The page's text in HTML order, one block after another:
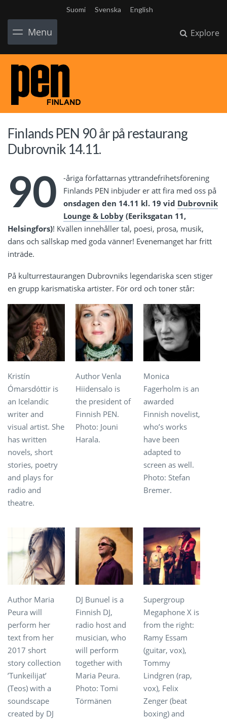
Suomi Svenska English
Menu Explore
Finlands PEN 90 år på restaurang
Dubrovnik 14.11.
90
-åriga författarnas yttrandefrihetsförening
Finlands PEN inbjuder er att fira med oss på
onsdagen den 14.11 kl. 19 vid Dubrovnik
Lounge & Lobby (Eeriksgatan 11,
Helsingfors)! Kvällen innehåller tal, poesi, prosa, musik,
dans och sällskap med goda vänner! Evenemanget har fritt
inträde.
På kulturrestaurangen Dubrovniks legendariska scen stiger
en grupp karismatiska artister. För ord och toner står:
Kristín
Ómarsdóttir is
an Icelandic
writer and
visual artist. She
has written
novels, short
stories, poetry
and plays for
radio and
theatre.
Author Venla
Hiidensalo is
the president of
Finnish PEN.
Photo: Jouni
Harala.
Monica
Fagerholm is an
awarded
Finnish novelist,
who’s works
have been
adapted to
screen as well.
Photo: Stefan
Bremer.
Author Maria
Peura will
perform her
text from her
2017 short
story collection
’Tunkeilijat’
(Teos) with a
soundscape
created by DJ
DJ Bunuel is a
Finnish DJ,
radio host and
musician, who
will perform
together with
Maria Peura.
Photo: Tomi
Törmänen
Supergroup
Megaphone X is
from the right:
Ramy Essam
(guitar, vox),
Tommy
Lindgren (rap,
vox), Felix
Zenger (beat
boxing) and